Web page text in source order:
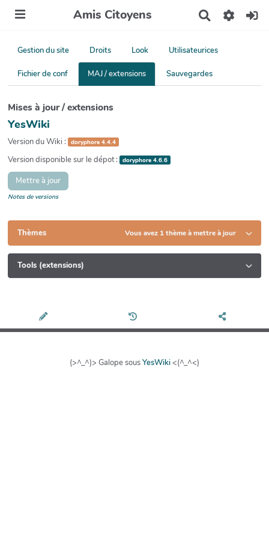
Amis Citoyens
h
r
c
Gestion du site Droits Look Utilisateurices
Fichier de conf MAJ / extensions Sauvegardes
Mises à jour / extensions
YesWiki
Version du Wiki : doryphore 4.4.4
Version disponible sur le dépot : doryphore 4.6.6
Mettre à jour
Notes de versions
Thèmes Vous avez 1 thème à mettre à jour
Tools (extensions)
(>^_^)> Galope sousYesWiki<(^_^<)